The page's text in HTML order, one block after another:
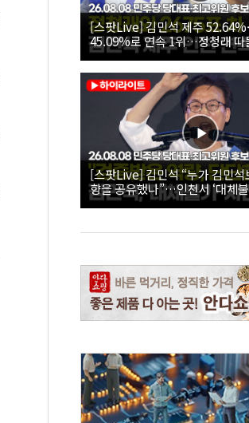
[스팟Live] 김민석 제주
45.09%로 연속 1위…정청래 따
26.08.08 더불어민주당 당대표·
보 인천 합동연설회
[스팟Live] 김민석 “누가 김민석
향을 공유했나”…인천서 ‘대체
26.08.08 더불어민주당 당대표·